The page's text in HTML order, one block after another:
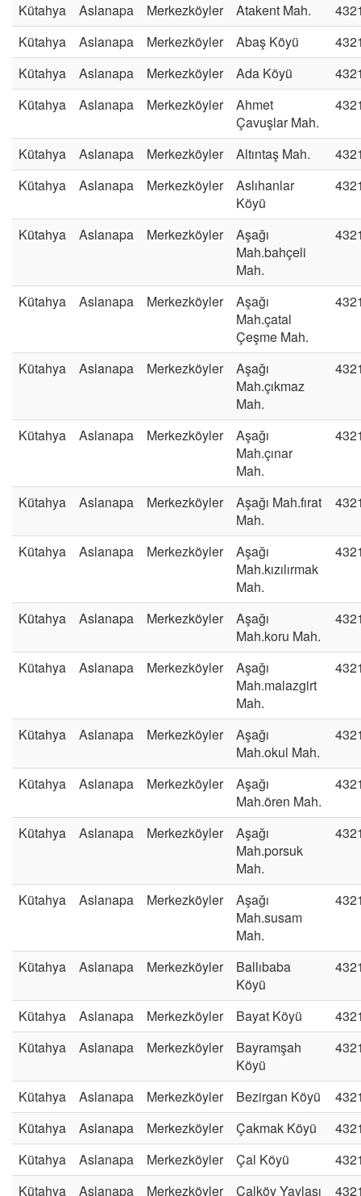
Kütahya
Aslanapa Merkezköyler Atakent Mah.
Kütahya
Aslanapa Merkezköyler Abaş Köyü
Kütahya
Aslanapa Merkezköyler Ada Köyü
Kütahya
Aslanapa Merkezköyler
Ahmet
Çavuşlar Mah.
Kütahya Aslanapa Merkezköyler Altıntaş Mah.
Kütahya
Aslanapa Merkezköyler
Aslıhanlar
Köyü
Kütahya Aslanapa Merkezköyler
Aşağı
Mah.bahçeli
Mah.
Kütahya Aslanapa Merkezköyler
Aşağı
Mah.çatal
Çeşme Mah.
Kütahya Aslanapa Merkezköyler
Aşağı
Mah.çıkmaz
Mah.
Kütahya Aslanapa Merkezköyler
Aşağı
Mah.çınar
Mah.
Kütahya Aslanapa Merkezköyler
Aşağı Mah.fırat
Mah.
Kütahya Aslanapa Merkezköyler
Aşağı
Mah.kızılırmak
Mah.
Kütahya Aslanapa Merkezköyler
Aşağı
Mah.koru Mah.
Kütahya Aslanapa Merkezköyler
Aşağı
Mah.malazgirt
Mah.
Kütahya Aslanapa Merkezköyler
Aşağı
Mah.okul Mah.
Kütahya Aslanapa Merkezköyler
Aşağı
Mah.ören Mah.
Kütahya Aslanapa Merkezköyler
Aşağı
Mah.porsuk
Mah.
Kütahya Aslanapa Merkezköyler
Aşağı
Mah.susam
Mah.
Kütahya Aslanapa Merkezköyler
Ballıbaba
Köyü
Kütahya Aslanapa Merkezköyler Bayat Köyü
Kütahya
Aslanapa Merkezköyler
Bayramşah
Köyü
Kütahya Aslanapa Merkezköyler Bezirgan Köyü
Kütahya
Aslanapa Merkezköyler Çakmak Köyü
Kütahya
Aslanapa Merkezköyler Çal Köyü
Kütahya
Aslanapa Merkezköyler Çalköy Yaylası